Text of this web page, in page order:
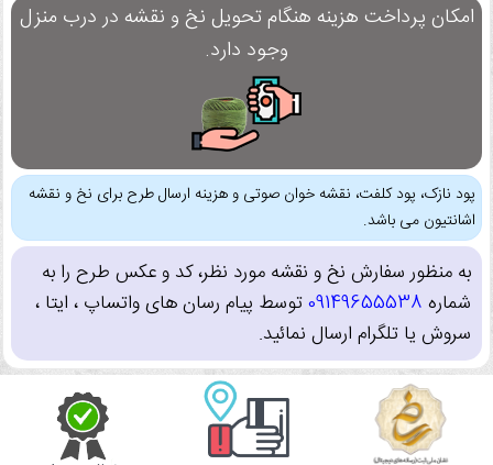
امکان پرداخت هزینه هنگام تحویل نخ و نقشه در درب منزل
وجود دارد.
پود نازک، پود کلفت، نقشه خوان صوتی و هزینه ارسال طرح برای نخ و نقشه
اشانتیون می باشد.
به منظور سفارش نخ و نقشه مورد نظر، کد و عکس طرح را به
شماره 09149655538توسط پیام رسان های واتساپ ، ایتا ،
سروش یا تلگرام ارسال نمائید.